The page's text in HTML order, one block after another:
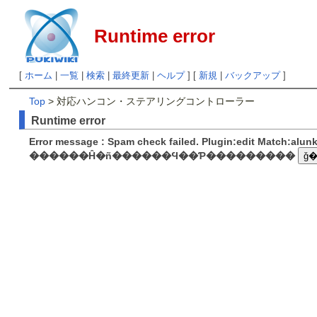
Runtime error
[ ホーム 一覧 検索| 最終更新| ヘルプ] [ 新規| バックアップ]
Top > 対応ハンコン・ステアリングコントローラー
Runtime error
Error message : Spam check failed. Plugin:edit
������Ĥ�ñ������Ϥ��Ƥ���������